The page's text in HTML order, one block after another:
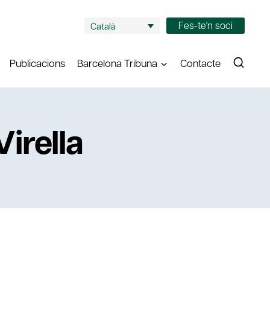
Català Fes-te'n soci
Publicacions Barcelona Tribuna Contacte